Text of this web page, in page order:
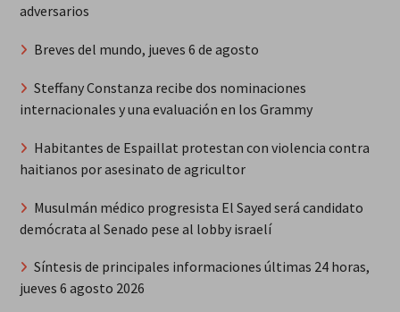
adversarios
Breves del mundo, jueves 6 de agosto
Steffany Constanza recibe dos nominaciones
internacionales y una evaluación en los Grammy
Habitantes de Espaillat protestan con violencia contra
haitianos por asesinato de agricultor
Musulmán médico progresista El Sayed será candidato
demócrata al Senado pese al lobby israelí
Síntesis de principales informaciones últimas 24 horas,
jueves 6 agosto 2026